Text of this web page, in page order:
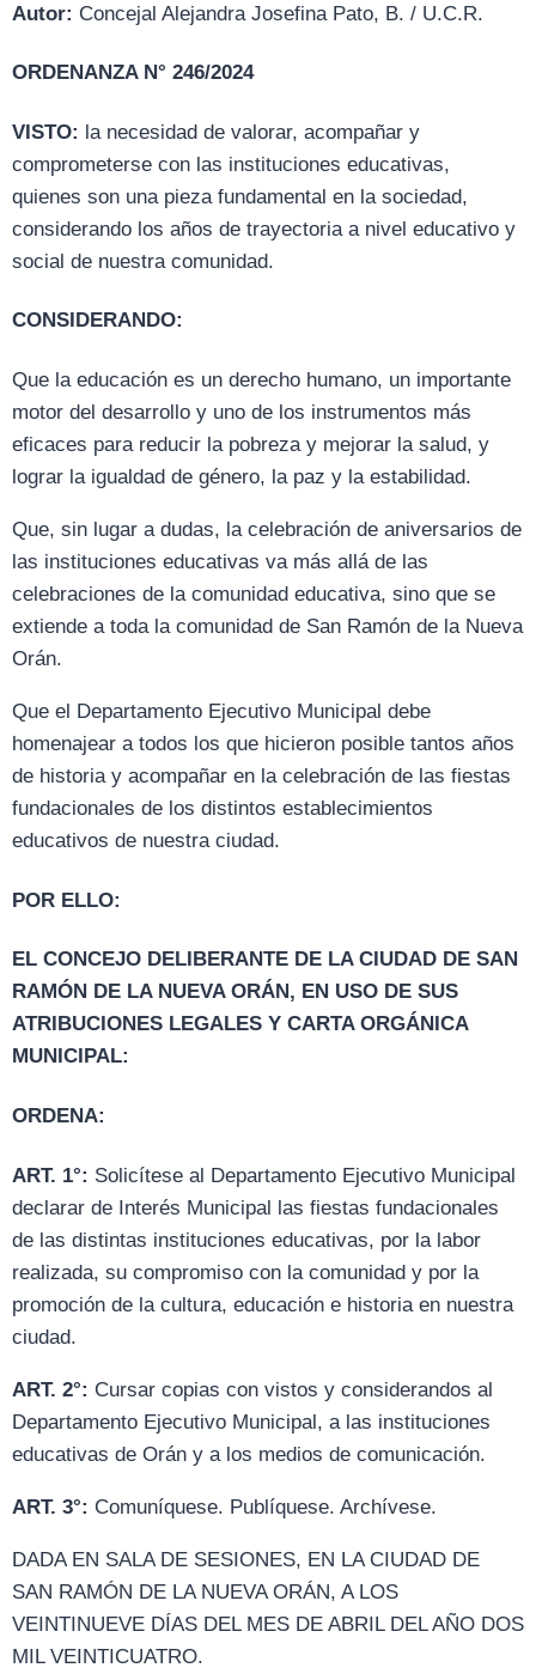
Autor: Concejal Alejandra Josefina Pato, B. / U.C.R.
ORDENANZA N° 246/2024
VISTO: la necesidad de valorar, acompañar y
comprometerse con las instituciones educativas,
quienes son una pieza fundamental en la sociedad,
considerando los años de trayectoria a nivel educativo y
social de nuestra comunidad.
CONSIDERANDO:
Que la educación es un derecho humano, un importante
motor del desarrollo y uno de los instrumentos más
eficaces para reducir la pobreza y mejorar la salud, y
lograr la igualdad de género, la paz y la estabilidad.
Que, sin lugar a dudas, la celebración de aniversarios de
las instituciones educativas va más allá de las
celebraciones de la comunidad educativa, sino que se
extiende a toda la comunidad de San Ramón de la Nueva
Orán.
Que el Departamento Ejecutivo Municipal debe
homenajear a todos los que hicieron posible tantos años
de historia y acompañar en la celebración de las fiestas
fundacionales de los distintos establecimientos
educativos de nuestra ciudad.
POR ELLO:
EL CONCEJO DELIBERANTE DE LA CIUDAD DE SAN
RAMÓN DE LA NUEVA ORÁN, EN USO DE SUS
ATRIBUCIONES LEGALES Y CARTA ORGÁNICA
MUNICIPAL:
ORDENA:
ART. 1°: Solicítese al Departamento Ejecutivo Municipal
declarar de Interés Municipal las fiestas fundacionales
de las distintas instituciones educativas, por la labor
realizada, su compromiso con la comunidad y por la
promoción de la cultura, educación e historia en nuestra
ciudad.
ART. 2°: Cursar copias con vistos y considerandos al
Departamento Ejecutivo Municipal, a las instituciones
educativas de Orán y a los medios de comunicación.
ART. 3°: Comuníquese. Publíquese. Archívese.
DADA EN SALA DE SESIONES, EN LA CIUDAD DE
SAN RAMÓN DE LA NUEVA ORÁN, A LOS
VEINTINUEVE DÍAS DEL MES DE ABRIL DEL AÑO DOS
MIL VEINTICUATRO.